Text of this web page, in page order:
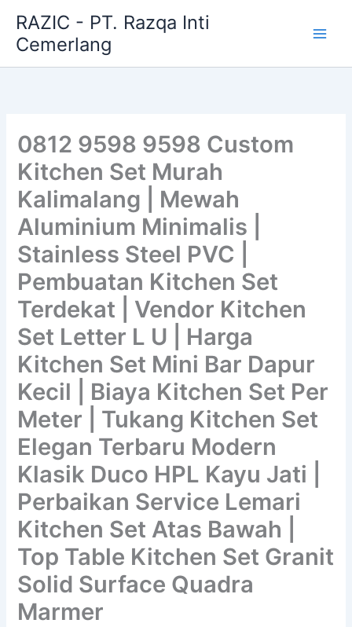
content
RAZIC - PT. Razqa Inti
Cemerlang
0812 9598 9598 Custom
Kitchen Set Murah
Kalimalang | Mewah
Aluminium Minimalis |
Stainless Steel PVC |
Pembuatan Kitchen Set
Terdekat | Vendor Kitchen
Set Letter L U | Harga
Kitchen Set Mini Bar Dapur
Kecil | Biaya Kitchen Set Per
Meter | Tukang Kitchen Set
Elegan Terbaru Modern
Klasik Duco HPL Kayu Jati |
Perbaikan Service Lemari
Kitchen Set Atas Bawah |
Top Table Kitchen Set Granit
Solid Surface Quadra
Marmer